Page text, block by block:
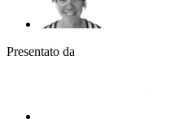
Presentato da